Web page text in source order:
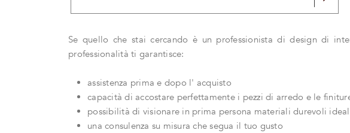
Se quello che stai cercando è un professionista di design di
professionalità ti garantisce:
assistenza prima e dopo l' acquisto
capacità di accostare perfettamente i pezzi di arredo e le
possibilità di visionare in prima persona materiali durevoli
una consulenza su misura che segua il tuo gusto